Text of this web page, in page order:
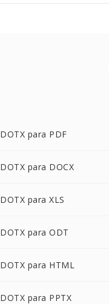
DOTX para PDF
DOTX para DOCX
DOTX para XLS
DOTX para ODT
DOTX para HTML
DOTX para PPTX